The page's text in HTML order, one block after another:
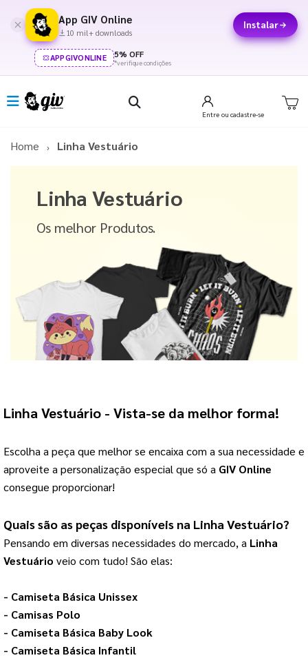
App GIV Online
10 mil+ downloads
Instalar
APPGIVONLINE 5% OFF
*verifique condições
Entre ou cadastre-se
Home Linha Vestuário
Linha Vestuário
Os melhor Produtos.
Linha Vestuário - Vista-se da melhor forma!
Escolha a peça que melhor se encaixa com a sua necessidade e
aproveite a personalização especial que só a GIV Online
consegue proporcionar!
Quais são as peças disponíveis na Linha Vestuário?
Pensando em diversas necessidades do mercado, a Linha
Vestuário veio com tudo! São elas:
- Camiseta Básica Unissex
- Camisas Polo
- Camiseta Básica Baby Look
- Camiseta Básica Infantil